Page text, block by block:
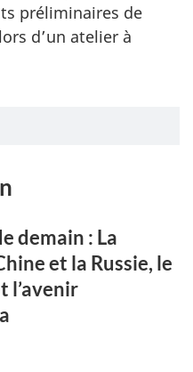
préliminaires de
d’un atelier à
demain : La
et la Russie, le
l’avenir